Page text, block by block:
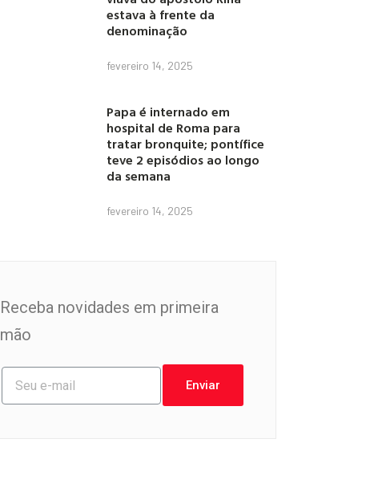
estava à frente da
denominação
fevereiro 14, 2025
Papa é internado em
hospital de Roma para
tratar bronquite; pontífice
teve 2 episódios ao longo
da semana
fevereiro 14, 2025
Receba novidades em primeira
mão
Enviar